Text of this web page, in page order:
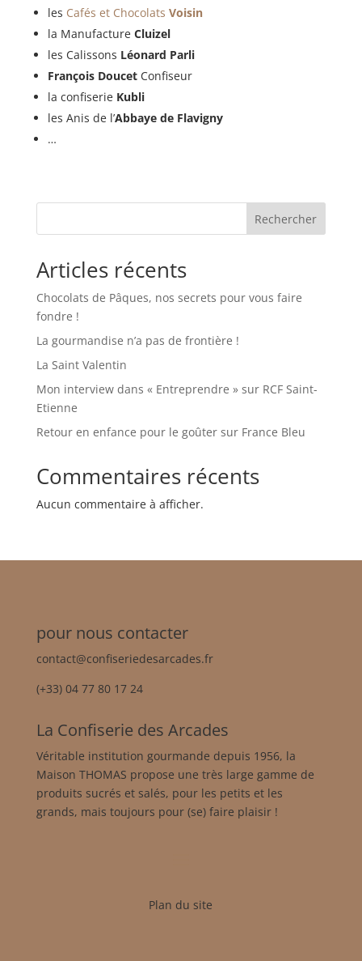
les Cafés et Chocolats Voisin
la Manufacture Cluizel
les Calissons Léonard Parli
François DoucetConfiseur
la confiserie Kubli
les Anis de l’Abbaye de Flavigny
…
Rechercher
Articles récents
Chocolats de Pâques, nos secrets pour vous faire
fondre !
La gourmandise n’a pas de frontière !
La Saint Valentin
Mon interview dans « Entreprendre » sur RCF Saint-
Etienne
Retour en enfance pour le goûter sur France Bleu
Commentaires récents
Aucun commentaire à afficher.
pour nous contacter
contact@confiseriedesarcades.fr
(+33) 04 77 80 17 24
La Confiserie des Arcades
Véritable institution gourmande depuis 1956, la
Maison THOMAS propose une très large gamme de
produits sucrés et salés, pour les petits et les
grands, mais toujours pour (se) faire plaisir !
Plan du site